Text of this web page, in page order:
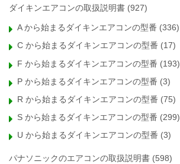
ダイキンエアコンの取扱説明書 (927)
A から始まるダイキンエアコンの型番 (336)
C から始まるダイキンエアコンの型番 (17)
F から始まるダイキンエアコンの型番 (193)
P から始まるダイキンエアコンの型番 (3)
R から始まるダイキンエアコンの型番 (75)
S から始まるダイキンエアコンの型番 (299)
U から始まるダイキンエアコンの型番 (3)
パナソニックのエアコンの取扱説明書 (598)